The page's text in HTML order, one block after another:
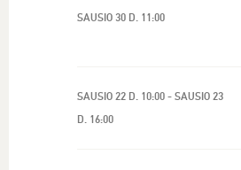
SAUSIO 30 D. 11:00
SAUSIO 22 D. 10:00 - SAUSIO 23
D. 16:00